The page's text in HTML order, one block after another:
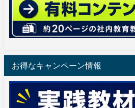
お得なキャンペーン情報